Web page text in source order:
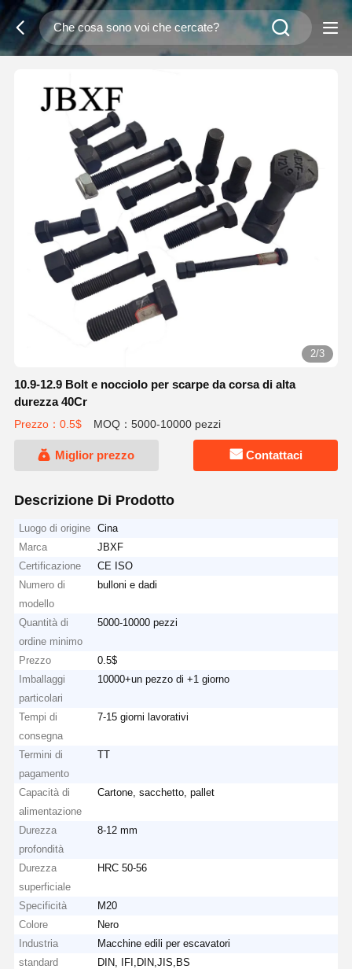
2/3
10.9-12.9 Bolt e nocciolo per scarpe da corsa di alta
durezza 40Cr
Prezzo：0.5$ MOQ：5000-10000 pezzi
Miglior prezzo Contattaci
Descrizione Di Prodotto
Luogo di origine
Cina
Marca
JBXF
Certificazione
CE ISO
Numero di
modello
bulloni e dadi
Quantità di
ordine minimo
5000-10000 pezzi
Prezzo
0.5$
Imballaggi
particolari
10000+un pezzo di +1 giorno
Tempi di
consegna
7-15 giorni lavorativi
Termini di
pagamento
TT
Capacità di
alimentazione
Cartone, sacchetto, pallet
Durezza
profondità
8-12 mm
Durezza
superficiale
HRC 50-56
Specificità
M20
Colore
Nero
Industria
Macchine edili per escavatori
standard
DIN, IFI,DIN,JIS,BS